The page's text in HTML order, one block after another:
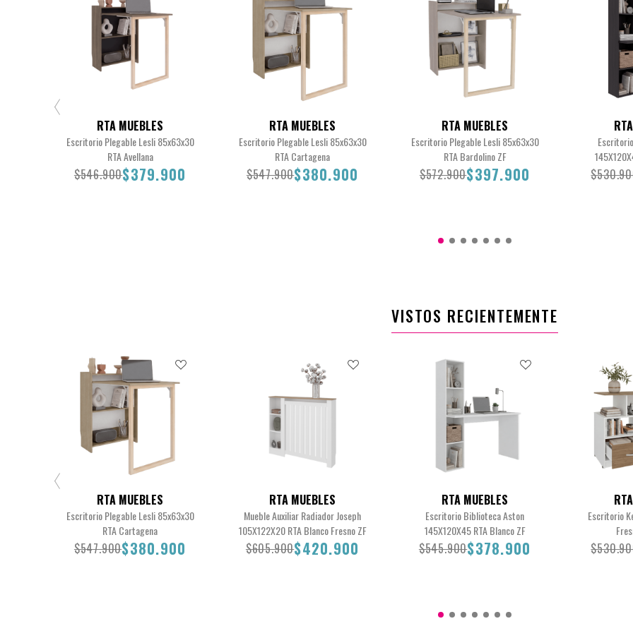
RTA MUEBLES
Escritorio Plegable Lesli 85x63x30
RTA Avellana
$546.900$379.900
RTA MUEBLES
Escritorio Plegable Lesli 85x63x30
RTA Cartagena
$547.900$380.900
RTA MUEBLES
Escritorio Plegable Lesli 85x63x30
RTA Bardolino ZF
$572.900$397.900
VISTOS RECIENTEMENTE
RTA MUEBLES
Escritorio Plegable Lesli 85x63x30
RTA Cartagena
$547.900$380.900
RTA MUEBLES
Mueble Auxiliar Radiador Joseph
105X122X20 RTA Blanco Fresno ZF
$605.900$420.900
RTA MUEBLES
Escritorio Biblioteca Aston
145X120X45 RTA Blanco ZF
$545.900$378.900
Escritorio